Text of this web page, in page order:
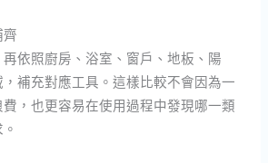
依照廚房、浴室、窗戶、地板、陽
補充對應工具。這樣比較不會因為一
，也更容易在使用過程中發現哪一類